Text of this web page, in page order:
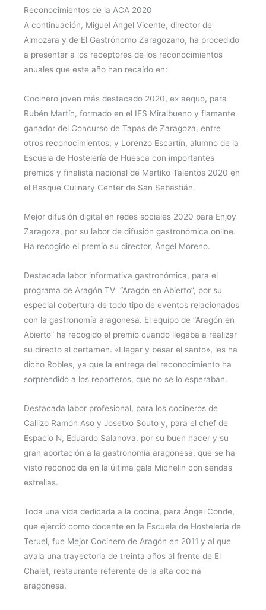
Reconocimientos de la ACA 2020
A continuación, Miguel Ángel Vicente, director de
Almozara y de El Gastrónomo Zaragozano, ha procedido
a presentar a los receptores de los reconocimientos
anuales que este año han recaído en:
Cocinero joven más destacado 2020, ex aequo, para
Rubén Martín, formado en el IES Miralbueno y flamante
ganador del Concurso de Tapas de Zaragoza, entre
otros reconocimientos; y Lorenzo Escartín, alumno de la
Escuela de Hostelería de Huesca con importantes
premios y finalista nacional de Martiko Talentos 2020 en
el Basque Culinary Center de San Sebastián.
Mejor difusión digital en redes sociales 2020 para Enjoy
Zaragoza, por su labor de difusión gastronómica online.
Ha recogido el premio su director, Ángel Moreno.
Destacada labor informativa gastronómica, para el
programa de Aragón TV “Aragón en Abierto”, por su
especial cobertura de todo tipo de eventos relacionados
con la gastronomía aragonesa. El equipo de “Aragón en
Abierto” ha recogido el premio cuando llegaba a realizar
su directo al certamen. «Llegar y besar el santo», les ha
dicho Robles, ya que la entrega del reconocimiento ha
sorprendido a los reporteros, que no se lo esperaban.
Destacada labor profesional, para los cocineros de
Callizo Ramón Aso y Josetxo Souto y, para el chef de
Espacio N, Eduardo Salanova, por su buen hacer y su
gran aportación a la gastronomía aragonesa, que se ha
visto reconocida en la última gala Michelin con sendas
estrellas.
Toda una vida dedicada a la cocina, para Ángel Conde,
que ejerció como docente en la Escuela de Hostelería de
Teruel, fue Mejor Cocinero de Aragón en 2011 y al que
avala una trayectoria de treinta años al frente de El
Chalet, restaurante referente de la alta cocina
aragonesa.